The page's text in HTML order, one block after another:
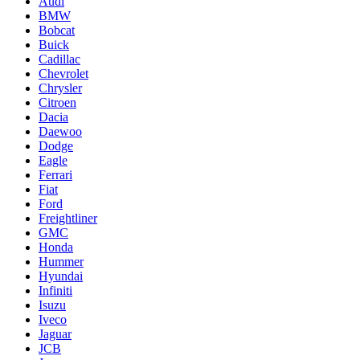
BMW
Bobcat
Buick
Cadillac
Chevrolet
Chrysler
Citroen
Dacia
Daewoo
Dodge
Eagle
Ferrari
Fiat
Ford
Freightliner
GMC
Honda
Hummer
Hyundai
Infiniti
Isuzu
Iveco
Jaguar
JCB